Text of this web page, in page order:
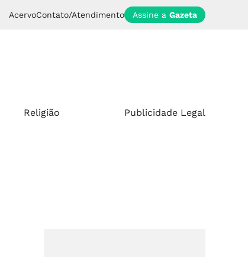
AcervoContato/Atendimento Assine a Gazeta
Religião Publicidade Legal